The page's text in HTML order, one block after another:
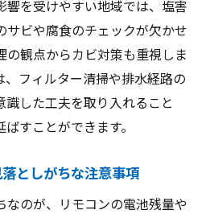
響を受けやすい地域では、塩害
サビや腐食のチェックが欠かせ
の観点からカビ対策も重視しま
、フィルター清掃や排水経路の
した工夫を取り入れること
すことができます。
としがちな注意事項
なのが、リモコンの電池残量や